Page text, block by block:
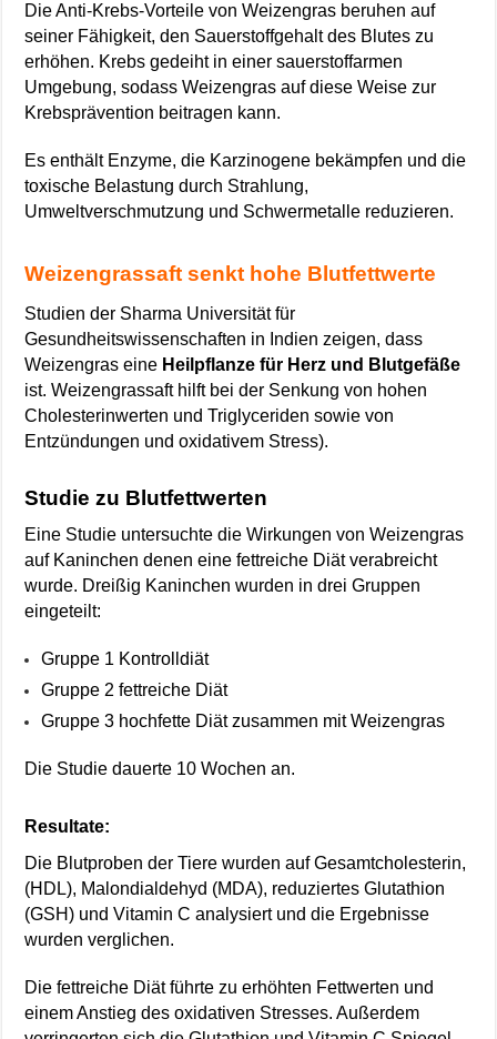
Die Anti-Krebs-Vorteile von Weizengras beruhen auf
seiner Fähigkeit, den Sauerstoffgehalt des Blutes zu
erhöhen. Krebs gedeiht in einer sauerstoffarmen
Umgebung, sodass Weizengras auf diese Weise zur
Krebsprävention beitragen kann.
Es enthält Enzyme, die Karzinogene bekämpfen und die
toxische Belastung durch Strahlung,
Umweltverschmutzung und Schwermetalle reduzieren.
Weizengrassaft senkt hohe Blutfettwerte
Studien der Sharma Universität für
Gesundheitswissenschaften in Indien zeigen, dass
Weizengras eine Heilpflanze für Herz und Blutgefäße
ist. Weizengrassaft hilft bei der Senkung von hohen
Cholesterinwerten und Triglyceriden sowie von
Entzündungen und oxidativem Stress).
Studie zu Blutfettwerten
Eine Studie untersuchte die Wirkungen von Weizengras
auf Kaninchen denen eine fettreiche Diät verabreicht
wurde. Dreißig Kaninchen wurden in drei Gruppen
eingeteilt:
Gruppe 1 Kontrolldiät
Gruppe 2 fettreiche Diät
Gruppe 3 hochfette Diät zusammen mit Weizengras
Die Studie dauerte 10 Wochen an.
Resultate:
Die Blutproben der Tiere wurden auf Gesamtcholesterin,
(HDL), Malondialdehyd (MDA), reduziertes Glutathion
(GSH) und Vitamin C analysiert und die Ergebnisse
wurden verglichen.
Die fettreiche Diät führte zu erhöhten Fettwerten und
einem Anstieg des oxidativen Stresses. Außerdem